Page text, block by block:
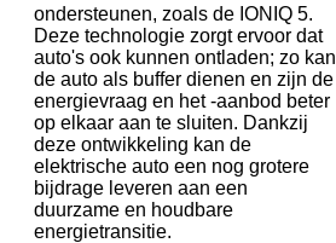
ondersteunen, zoals de IONIQ 5.
Deze technologie zorgt ervoor dat
auto's ook kunnen ontladen; zo kan
de auto als buffer dienen en zijn de
energievraag en het -aanbod beter
op elkaar aan te sluiten. Dankzij
deze ontwikkeling kan de
elektrische auto een nog grotere
bijdrage leveren aan een
duurzame en houdbare
energietransitie.